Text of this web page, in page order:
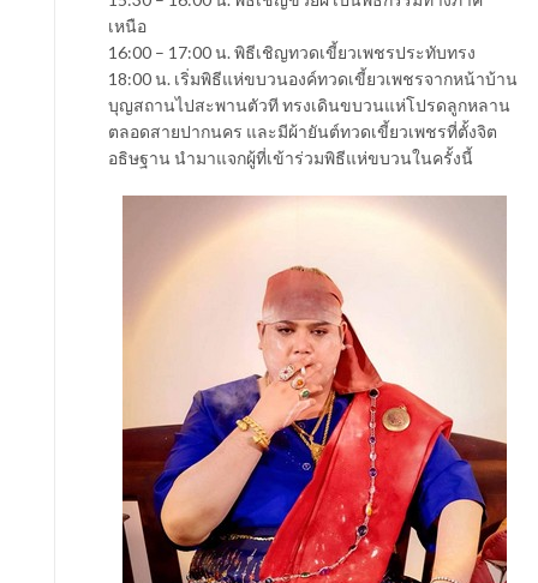
เหนือ
16:00 – 17:00 น. พิธีเชิญทวดเขี้ยวเพชรประทับทรง
18:00 น. เริ่มพิธีแห่ขบวนองค์ทวดเขี้ยวเพชรจากหน้าบ้าน
บุญสถานไปสะพานตัวที ทรงเดินขบวนแห่โปรดลูกหลาน
ตลอดสายปากนคร และมีผ้ายันต์ทวดเขี้ยวเพชรที่ตั้งจิต
อธิษฐาน นำมาแจกผู้ที่เข้าร่วมพิธีแห่ขบวนในครั้งนี้